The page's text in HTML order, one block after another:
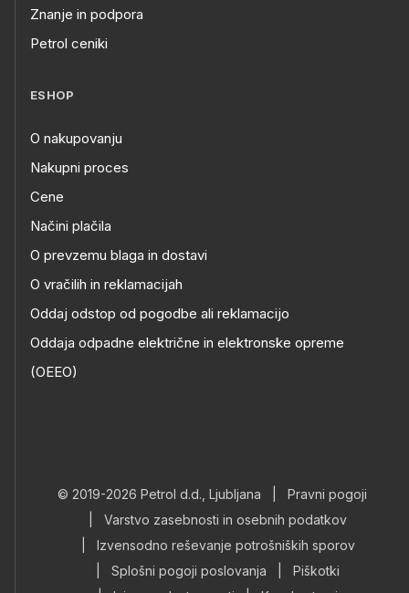
Znanje in podpora
Petrol ceniki
ESHOP
O nakupovanju
Nakupni proces
Cene
Načini plačila
O prevzemu blaga in dostavi
O vračilih in reklamacijah
Oddaj odstop od pogodbe ali reklamacijo
Oddaja odpadne električne in elektronske opreme
(OEEO)
© 2019-2026 Petrol d.d., Ljubljana
Pravni pogoji
Varstvo zasebnosti in osebnih podatkov
Izvensodno reševanje potrošniških sporov
Splošni pogoji poslovanja
Piškotki